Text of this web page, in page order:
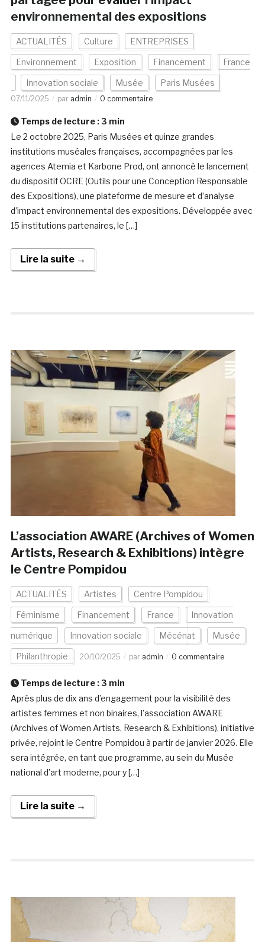
environnemental des expositions
ACTUALITÉS Culture ENTREPRISES
Environnement Exposition Financement France
Innovation sociale Musée Paris Musées
07/11/2025 par admin 0 commentaire
Temps de lecture : 3 min
Le 2 octobre 2025, Paris Musées et quinze grandes
institutions muséales françaises, accompagnées par les
agences Atemia et Karbone Prod, ont annoncé le lancement
du dispositif OCRE (Outils pour une Conception Responsable
des Expositions), une plateforme de mesure et d’analyse
d’impact environnemental des expositions. Développée avec
15 institutions partenaires, le […]
Lire la suite →
L’association AWARE (Archives of Women
Artists, Research & Exhibitions) intègre
le Centre Pompidou
ACTUALITÉS Artistes Centre Pompidou
Féminisme Financement France Innovation
numérique Innovation sociale Mécénat Musée
Philanthropie 20/10/2025 par admin 0 commentaire
Temps de lecture : 3 min
Après plus de dix ans d’engagement pour la visibilité des
artistes femmes et non binaires, l’association AWARE
(Archives of Women Artists, Research & Exhibitions), initiative
privée, rejoint le Centre Pompidou à partir de janvier 2026. Elle
sera intégrée, en tant que programme, au sein du Musée
national d’art moderne, pour y […]
Lire la suite →